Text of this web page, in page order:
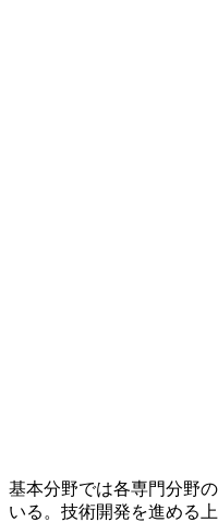
基本分野では各専門分野
いる。技術開発を進める